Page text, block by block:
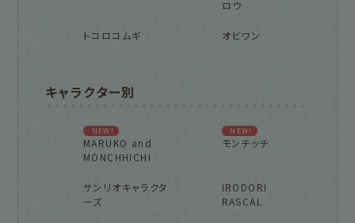
ロウ
トコロコムギ オビワン
キャラクター別
NEW!
MARUKO and
MONCHHICHI
NEW!
モンチッチ
サンリオキャラクタ
ーズ
IRODORI
RASCAL